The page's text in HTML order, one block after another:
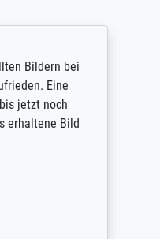
Die Ausführung
gedauert, die
aber
Die
Drucks